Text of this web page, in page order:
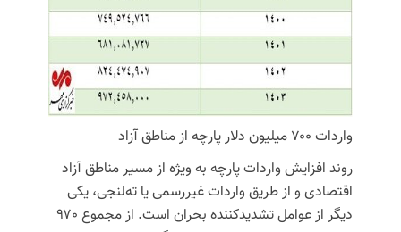
واردات ۷۰۰ میلیون دلار پارچه از مناطق آزاد
روند افزایش واردات پارچه به ویژه از مسیر مناطق آزاد
اقتصادی و از طریق واردات غیررسمی یا ته‌لنجی، یکی
دیگر از عوامل تشدیدکننده بحران است. از مجموع ۹۷۰